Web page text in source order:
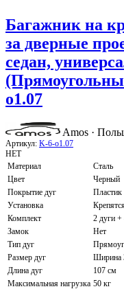
Багажник на
за дверные
седан,
o1.07
Amos ·
Артикул: K-6-o1.07
НЕТ
Материал
Сталь
Цвет
Черный
Покрытие дуг
Пластик
Установка
Комплект
2 дуги
Замок
Нет
Тип дуг
Размер дуг
Ширина
Длина дуг
107 см
Максимальная нагрузка 50 кг